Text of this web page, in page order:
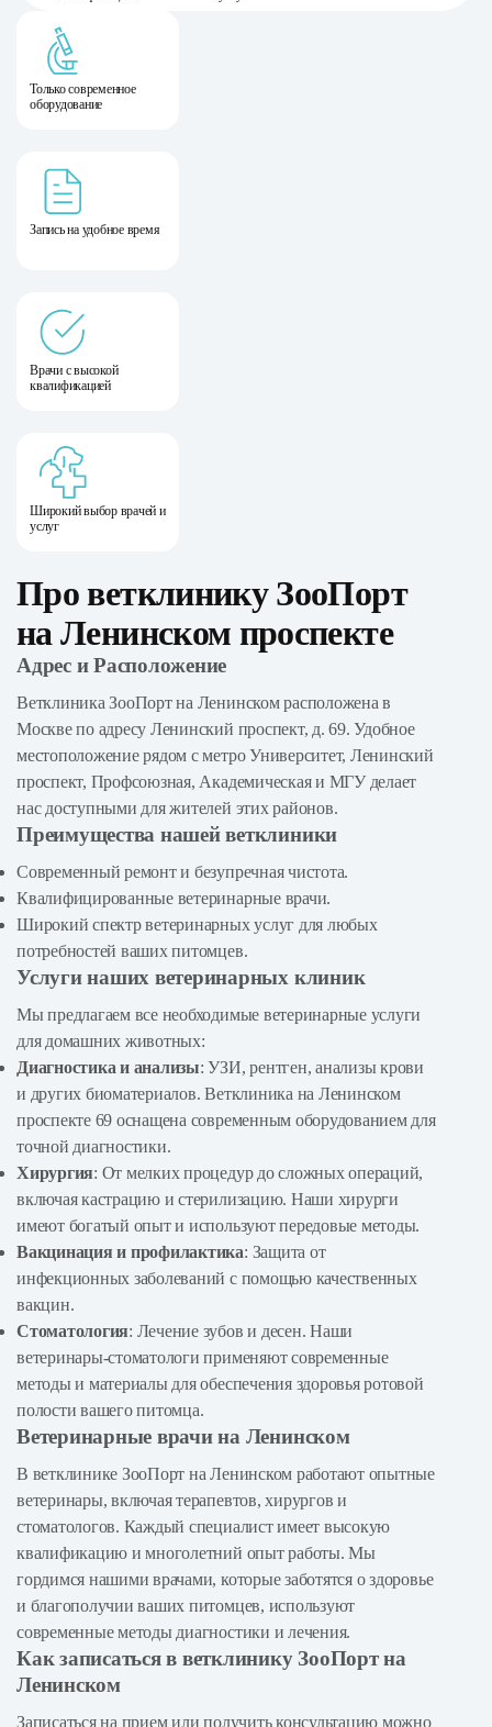
Только современное
оборудование
Запись на удобное время
Врачи с высокой
квалификацией
Широкий выбор врачей и
услуг
Про ветклинику ЗооПорт
на Ленинском проспекте
Адрес и Расположение
Ветклиника ЗооПорт на Ленинском расположена в
Москве по адресу Ленинский проспект, д. 69. Удобное
местоположение рядом с метро Университет, Ленинский
проспект, Профсоюзная, Академическая и МГУ делает
нас доступными для жителей этих районов.
Преимущества нашей ветклиники
Современный ремонт и безупречная чистота.
Квалифицированные ветеринарные врачи.
Широкий спектр ветеринарных услуг для любых
потребностей ваших питомцев.
Услуги наших ветеринарных клиник
Мы предлагаем все необходимые ветеринарные услуги
для домашних животных:
Диагностика и анализы: УЗИ, рентген, анализы крови
и других биоматериалов. Ветклиника на Ленинском
проспекте 69 оснащена современным оборудованием для
точной диагностики.
Хирургия: От мелких процедур до сложных операций,
включая кастрацию и стерилизацию. Наши хирурги
имеют богатый опыт и используют передовые методы.
Вакцинация и профилактика: Защита от
инфекционных заболеваний с помощью качественных
вакцин.
Стоматология: Лечение зубов и десен. Наши
ветеринары-стоматологи применяют современные
методы и материалы для обеспечения здоровья ротовой
полости вашего питомца.
Ветеринарные врачи на Ленинском
В ветклинике ЗооПорт на Ленинском работают опытные
ветеринары, включая терапевтов, хирургов и
стоматологов. Каждый специалист имеет высокую
квалификацию и многолетний опыт работы. Мы
гордимся нашими врачами, которые заботятся о здоровье
и благополучии ваших питомцев, используют
современные методы диагностики и лечения.
Как записаться в ветклинику ЗооПорт на
Ленинском
Записаться на прием или получить консультацию можно